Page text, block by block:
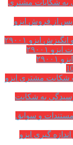
به شکایات مشتری
از فروش ایزو
ایزو ۲۹۰۰۱
۲۹۰۰۱
شکایت مشتری ایزو
به شکایت
و سوابق
گیری ایزو